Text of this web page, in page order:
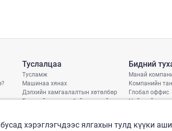
Туслалцаа
Тусламж
Машинаа хянах
Дэлхийн хамгаалалтын хөтөлбөр
Гэмтлийн нөхцөл байдлын тайлан
Бидний
Манай
Компанийн
Глобал оффис
Нийгмийн
хэрэглэгчдээс ялгахын тулд күүки